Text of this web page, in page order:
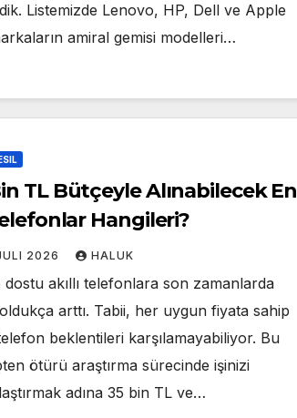
Listemizde Lenovo, HP, Dell ve Apple
amiral gemisi modelleri…
TL Bütçeyle Alınabilecek En
Hangileri?
2026 HALUK
dostu akıllı telefonlara son zamanlarda
arttı. Tabii, her uygun fiyata sahip
telefon beklentileri karşılamayabiliyor. Bu
ötürü araştırma sürecinde işinizi
adına 35 bin TL ve…